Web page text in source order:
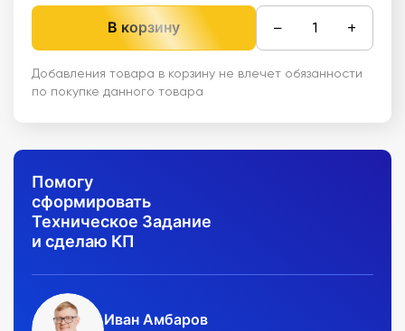
В корзину − +
Добавления товара в корзину не влечет обязанности
по покупке данного товара
Помогу
сформировать
Техническое Задание
и сделаю КП
Иван Амбаров